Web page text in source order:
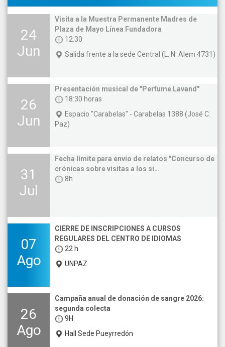
24
Jun
Visita a la Muestra Permanente Madres de
Plaza de Mayo Línea Fundadora
12:30
Salida frente a la sede Central (L. N. Alem 4731)
26
Jun
Presentación musical de "Perfume Lavand"
18:30 horas
Espacio "Carabelas" - Carabelas 1388 (José C.
Paz)
31
Jul
Fecha límite para envío de relatos "Concurso de
crónicas sobre visitas a los si…
8h
07
Ago
CIERRE DE INSCRIPCIONES A CURSOS
REGULARES DEL CENTRO DE IDIOMAS
22 h
UNPAZ
26
Ago
Campaña anual de donación de sangre 2026:
segunda colecta
9H
Hall Sede Pueyrredón